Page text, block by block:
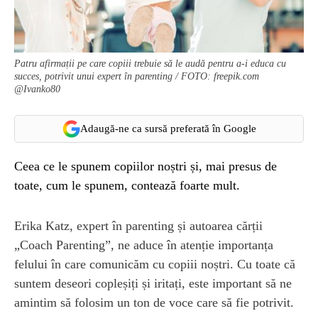
Patru afirmații pe care copiii trebuie să le audă pentru a-i educa cu
succes, potrivit unui expert în parenting / FOTO: freepik.com
@Ivanko80
Adaugă-ne ca sursă preferată în Google
Ceea ce le spunem copiilor noștri și, mai presus de
toate, cum le spunem, contează foarte mult.
Erika Katz, expert în parenting și autoarea cărții
„Coach Parenting”, ne aduce în atenție importanța
felului în care comunicăm cu copiii noștri. Cu toate că
suntem deseori copleșiți și iritați, este important să ne
amintim să folosim un ton de voce care să fie potrivit.